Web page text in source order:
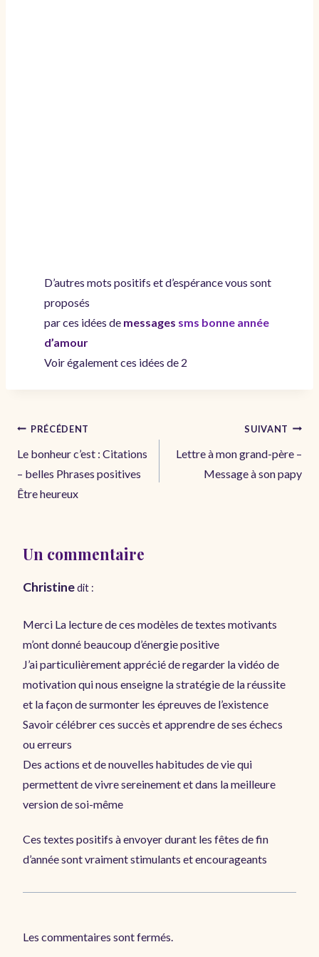
D’autres mots positifs et d’espérance vous sont
proposés
par ces idées de messages sms bonne année
d’amour
Voir également ces idées de 2
Navigation
de
l’article
PRÉCÉDENT
Le bonheur c’est : Citations
– belles Phrases positives
Être heureux
SUIVANT
Lettre à mon grand-père –
Message à son papy
Un commentaire
Christinedit :
Merci La lecture de ces modèles de textes motivants
m’ont donné beaucoup d’énergie positive
J’ai particulièrement apprécié de regarder la vidéo de
motivation qui nous enseigne la stratégie de la réussite
et la façon de surmonter les épreuves de l’existence
Savoir célébrer ces succès et apprendre de ses échecs
ou erreurs
Des actions et de nouvelles habitudes de vie qui
permettent de vivre sereinement et dans la meilleure
version de soi-même
Ces textes positifs à envoyer durant les fêtes de fin
d’année sont vraiment stimulants et encourageants
Les commentaires sont fermés.